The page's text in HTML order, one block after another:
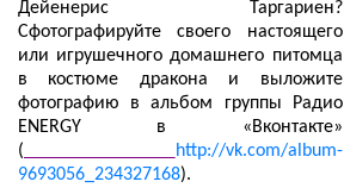
Дейенерис Таргариен?
Сфотографируйте своего настоящего
или игрушечного домашнего питомца
в костюме дракона и выложите
фотографию в альбом группы Радио
ENERGY в «Вконтакте»
(
http://vk.com/album-
9693056_234327168).